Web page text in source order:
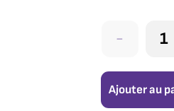
-
Ajouter au